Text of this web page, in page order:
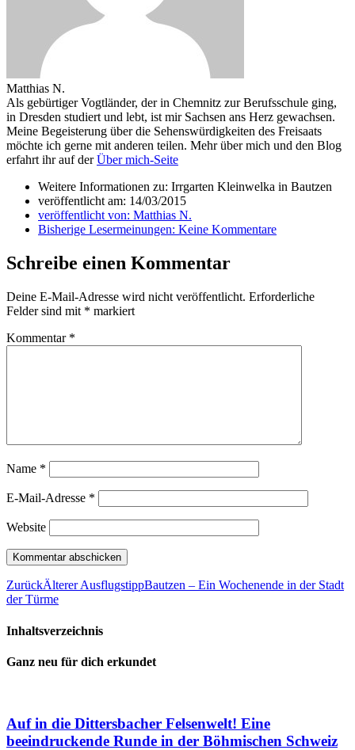
Matthias N.
Als gebürtiger Vogtländer, der in Chemnitz zur Berufsschule ging,
in Dresden studiert und lebt, ist mir Sachsen ans Herz gewachsen.
Meine Begeisterung über die Sehenswürdigkeiten des Freisaats
möchte ich gerne mit anderen teilen. Mehr über mich und den Blog
erfahrt ihr auf derÜber mich-Seite
Weitere Informationen zu: Irrgarten Kleinwelka in Bautzen
veröffentlicht am: 14/03/2015
veröffentlicht von: Matthias N.
Bisherige Lesermeinungen: Keine Kommentare
Schreibe einen Kommentar
Deine E-Mail-Adresse wird nicht veröffentlicht. Erforderliche
Felder sind mit * markiert
Kommentar *
Name *
E-Mail-Adresse *
Website
ZurückÄlterer AusflugstippBautzen – Ein Wochenende in der Stadt
der Türme
Inhaltsverzeichnis
Ganz neu für dich erkundet
Auf in die Dittersbacher Felsenwelt! Eine
beeindruckende Runde in der Böhmischen Schweiz